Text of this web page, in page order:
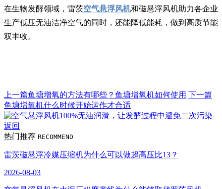
在生物发酵领域，雷茨空气悬浮风机和磁悬浮风机助力各企业
生产低压无油洁净空气的同时，还能降低能耗，做到高质节能
双丰收。
上一篇鱼塘增氧的方法有哪些？鱼塘增氧机如何使用 下一篇
鱼塘增氧机什么时候开始运作才合适
返回
热门推荐 RECOMMEND
雷茨磁悬浮冷媒压缩机为什么可以做超高压比13？
2026-08-03